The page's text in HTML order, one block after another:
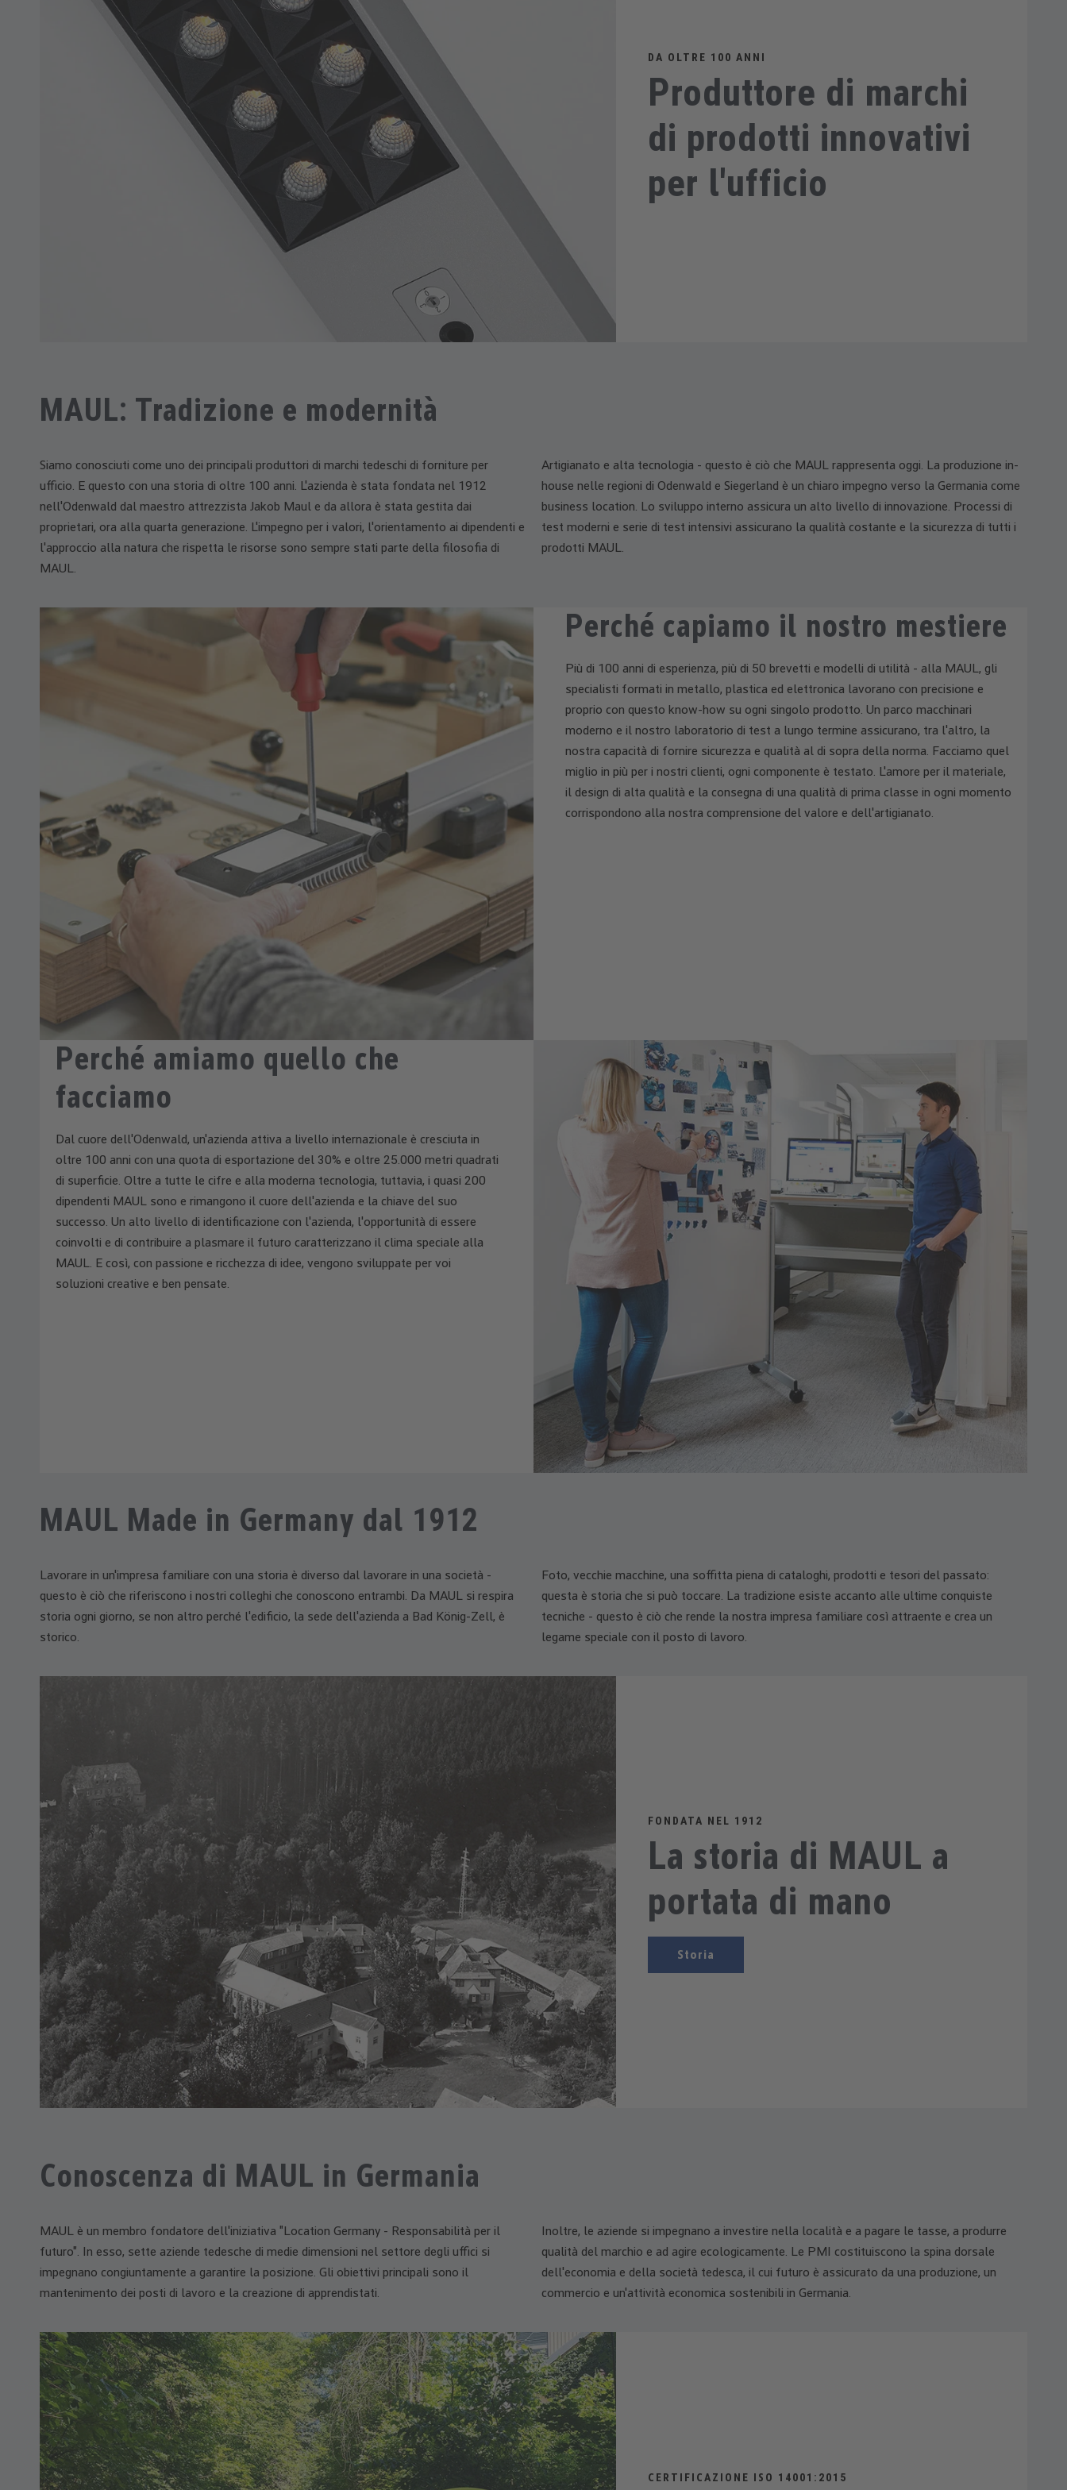
DA OLTRE 100 ANNI
Produttore di marchi
di prodotti innovativi
per l'ufficio
MAUL: Tradizione e modernità
Siamo conosciuti come uno dei principali produttori di marchi tedeschi di forniture per
ufficio. E questo con una storia di oltre 100 anni. L'azienda è stata fondata nel 1912
nell'Odenwald dal maestro attrezzista Jakob Maul e da allora è stata gestita dai
proprietari, ora alla quarta generazione. L'impegno per i valori, l'orientamento ai dipendenti e
l'approccio alla natura che rispetta le risorse sono sempre stati parte della filosofia di
MAUL.
Artigianato e alta tecnologia - questo è ciò che MAUL rappresenta oggi. La produzione in-
house nelle regioni di Odenwald e Siegerland è un chiaro impegno verso la Germania come
business location. Lo sviluppo interno assicura un alto livello di innovazione. Processi di
test moderni e serie di test intensivi assicurano la qualità costante e la sicurezza di tutti i
prodotti MAUL.
Perché capiamo il nostro mestiere
Più di 100 anni di esperienza, più di 50 brevetti e modelli di utilità - alla MAUL, gli
specialisti formati in metallo, plastica ed elettronica lavorano con precisione e
proprio con questo know-how su ogni singolo prodotto. Un parco macchinari
moderno e il nostro laboratorio di test a lungo termine assicurano, tra l'altro, la
nostra capacità di fornire sicurezza e qualità al di sopra della norma. Facciamo quel
miglio in più per i nostri clienti, ogni componente è testato. L'amore per il materiale,
il design di alta qualità e la consegna di una qualità di prima classe in ogni momento
corrispondono alla nostra comprensione del valore e dell'artigianato.
Perché amiamo quello che
facciamo
Dal cuore dell'Odenwald, un'azienda attiva a livello internazionale è cresciuta in
oltre 100 anni con una quota di esportazione del 30% e oltre 25.000 metri quadrati
di superficie. Oltre a tutte le cifre e alla moderna tecnologia, tuttavia, i quasi 200
dipendenti MAUL sono e rimangono il cuore dell'azienda e la chiave del suo
successo. Un alto livello di identificazione con l'azienda, l'opportunità di essere
coinvolti e di contribuire a plasmare il futuro caratterizzano il clima speciale alla
MAUL. E così, con passione e ricchezza di idee, vengono sviluppate per voi
soluzioni creative e ben pensate.
MAUL Made in Germany dal 1912
Lavorare in un'impresa familiare con una storia è diverso dal lavorare in una società -
questo è ciò che riferiscono i nostri colleghi che conoscono entrambi. Da MAUL si respira
storia ogni giorno, se non altro perché l'edificio, la sede dell'azienda a Bad König-Zell, è
storico.
Foto, vecchie macchine, una soffitta piena di cataloghi, prodotti e tesori del passato:
questa è storia che si può toccare. La tradizione esiste accanto alle ultime conquiste
tecniche - questo è ciò che rende la nostra impresa familiare così attraente e crea un
legame speciale con il posto di lavoro.
FONDATA NEL 1912
La storia di MAUL a
portata di mano
Storia
Conoscenza di MAUL in Germania
MAUL è un membro fondatore dell'iniziativa "Location Germany - Responsabilità per il
futuro". In esso, sette aziende tedesche di medie dimensioni nel settore degli uffici si
impegnano congiuntamente a garantire la posizione. Gli obiettivi principali sono il
mantenimento dei posti di lavoro e la creazione di apprendistati.
Inoltre, le aziende si impegnano a investire nella località e a pagare le tasse, a produrre
qualità del marchio e ad agire ecologicamente. Le PMI costituiscono la spina dorsale
dell'economia e della società tedesca, il cui futuro è assicurato da una produzione, un
commercio e un'attività economica sostenibili in Germania.
CERTIFICAZIONE ISO 14001:2015